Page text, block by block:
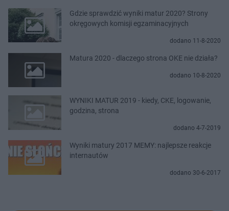
Gdzie sprawdzić wyniki matur 2020? Strony
okręgowych komisji egzaminacyjnych
dodano 11-8-2020
Matura 2020 - dlaczego strona OKE nie działa?
dodano 10-8-2020
WYNIKI MATUR 2019 - kiedy, CKE, logowanie,
godzina, strona
dodano 4-7-2019
Wyniki matury 2017 MEMY: najlepsze reakcje
internautów
dodano 30-6-2017